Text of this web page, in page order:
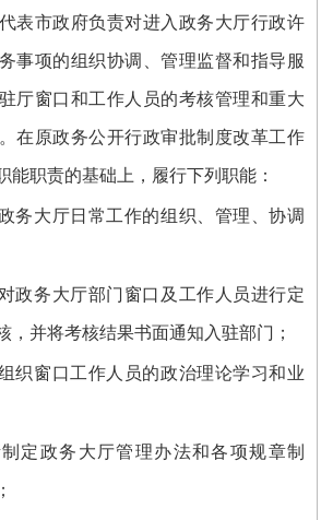
表市政府负责对进入政务大厅行政许
事项的组织协调、管理监督和指导服
厅窗口和工作人员的考核管理和重大
在原政务公开行政审批制度改革工作
能职责的基础上，履行下列职能：
务大厅日常工作的组织、管理、协调
政务大厅部门窗口及工作人员进行定
，并将考核结果书面通知入驻部门；
织窗口工作人员的政治理论学习和业
制定政务大厅管理办法和各项规章制